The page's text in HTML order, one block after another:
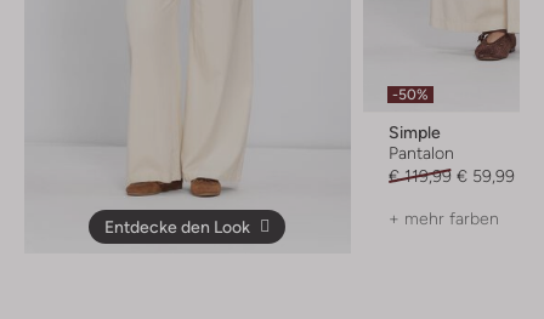
Entdecke den Look
-50%
Simple
Pantalon
€ 119,99 € 59,99
+ mehr farben